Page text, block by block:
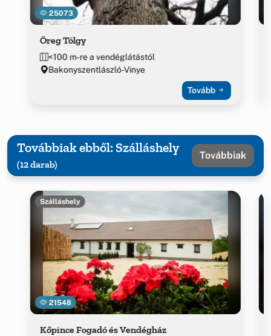
25073
Öreg Tölgy
<100 m-re a vendéglátástól
Bakonyszentlászló-Vinye
Tovább
Továbbiak ebből: Szálláshely
(12 darab)
Továbbiak
21548
Szálláshely
Kőpince Fogadó és Vendégház